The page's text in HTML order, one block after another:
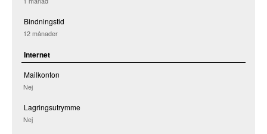
Bindningstid
12 månader
Internet
Mailkonton
Nej
Lagringsutrymme
Nej